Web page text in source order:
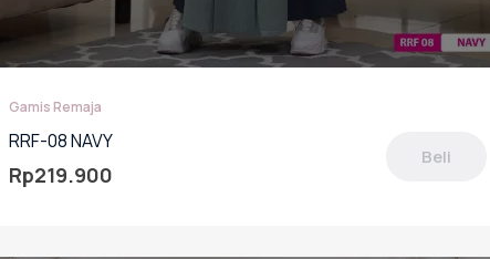
Gamis Remaja
RRF-08 NAVY
Rp219.900
Beli